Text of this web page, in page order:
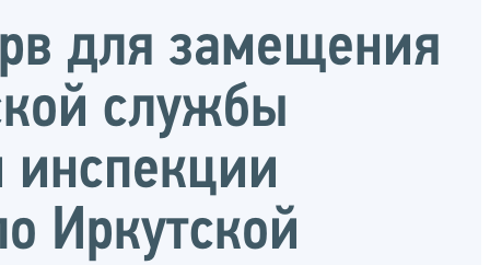
для замещения
службы
Иркутской